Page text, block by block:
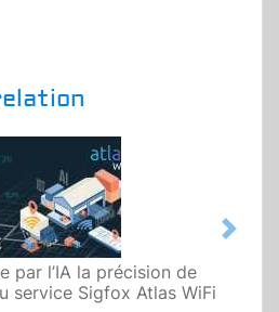
par l’IA la précision de
service Sigfox Atlas WiFi
Next